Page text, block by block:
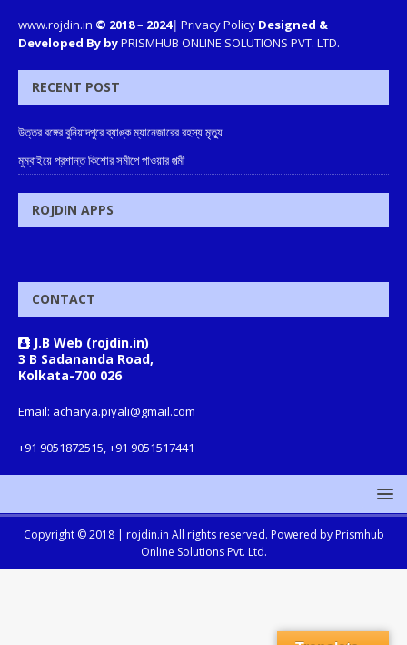
www.rojdin.in © 2018– 2024| Privacy Policy Designed &
Developed By byPRISMHUB ONLINE SOLUTIONS PVT. LTD.
RECENT POST
উত্তর বঙ্গের বুনিয়াদপুরে ব্যাঙ্ক ম্যানেজারের রহস্য মৃত্যু
মুম্বাইয়ে প্রশান্ত কিশোর সমীপে পাওয়ার পত্মী
ROJDIN APPS
CONTACT
J.B Web (rojdin.in)
3 B Sadananda Road,
Kolkata-700 026
Email: acharya.piyali@gmail.com
+91 9051872515, +91 9051517441
Copyright © 2018 | rojdin.in All rights reserved. Powered by Prismhub
Online Solutions Pvt. Ltd.